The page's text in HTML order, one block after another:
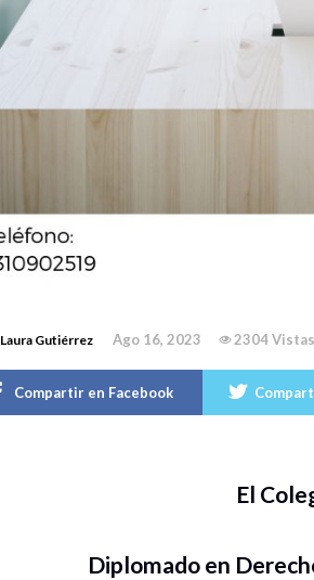
Laura Gutiérrez Ago 16, 2023 2304 Vistas
Compartir en Facebook
El
Diplomado en